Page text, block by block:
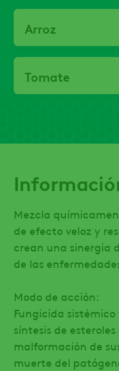
Mezcla
de efecto veloz y
crean una sinergia
de las
Modo de acción:
Fungicida
síntesis de
malformación de
muerte del
Arroz
Tomate